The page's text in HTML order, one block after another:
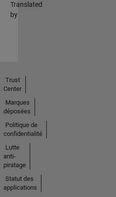
Translated
by
Trust
Center
Marques
déposées
Politique de
confidentialité
Lutte
anti-
piratage
Statut des
applications